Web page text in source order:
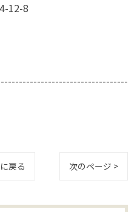
12-8
戻る 次のページ >